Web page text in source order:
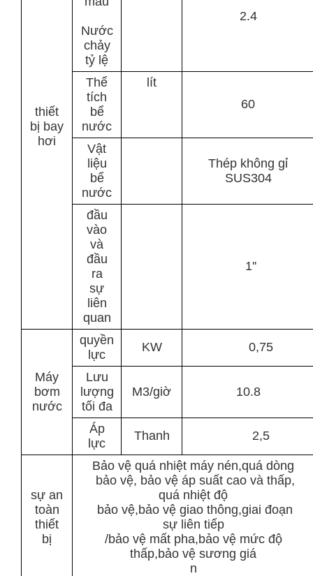
thiết
bị bay
hơi
Nước
chảy
tỷ lệ
2.4
Thể
tích
bể
nước
lít
60
Vật
liệu
bể
nước
Thép không gỉ
SUS304
đầu
vào
và
đầu
ra
sự
liên
quan
1''
Máy
bơm
nước
quyền
lực
KW 0,75
Lưu
lượng
tối đa
M3/giờ 10.8
Áp
lực
Thanh 2,5
sự an
toàn
thiết
bị
Bảo vệ quá nhiệt máy nén,quá dòng
bảo vệ, bảo vệ áp suất cao và thấp,
quá nhiệt độ
bảo vệ,bảo vệ giao thông,giai đoạn
sự liên tiếp
/bảo vệ mất pha,bảo vệ mức độ
thấp,bảo vệ sương giá
n